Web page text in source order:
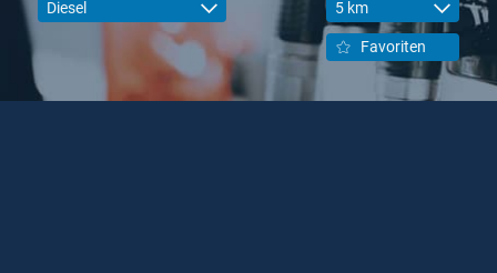
Diesel 5 km
Favoriten